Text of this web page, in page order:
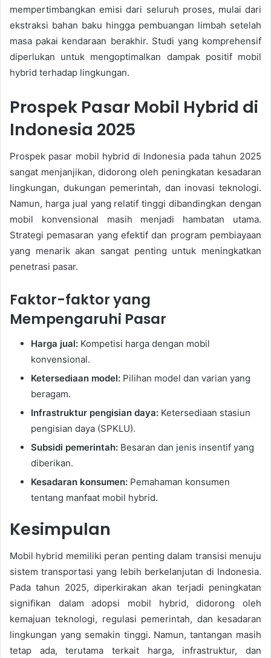
mempertimbangkan emisi dari seluruh proses, mulai dari
ekstraksi bahan baku hingga pembuangan limbah setelah
masa pakai kendaraan berakhir. Studi yang komprehensif
diperlukan untuk mengoptimalkan dampak positif mobil
hybrid terhadap lingkungan.
Prospek Pasar Mobil Hybrid di
Indonesia 2025
Prospek pasar mobil hybrid di Indonesia pada tahun 2025
sangat menjanjikan, didorong oleh peningkatan kesadaran
lingkungan, dukungan pemerintah, dan inovasi teknologi.
Namun, harga jual yang relatif tinggi dibandingkan dengan
mobil konvensional masih menjadi hambatan utama.
Strategi pemasaran yang efektif dan program pembiayaan
yang menarik akan sangat penting untuk meningkatkan
penetrasi pasar.
Faktor-faktor yang
Mempengaruhi Pasar
Harga jual: Kompetisi harga dengan mobil
konvensional.
Ketersediaan model: Pilihan model dan varian yang
beragam.
Infrastruktur pengisian daya: Ketersediaan stasiun
pengisian daya (SPKLU).
Subsidi pemerintah: Besaran dan jenis insentif yang
diberikan.
Kesadaran konsumen: Pemahaman konsumen
tentang manfaat mobil hybrid.
Kesimpulan
Mobil hybrid memiliki peran penting dalam transisi menuju
sistem transportasi yang lebih berkelanjutan di Indonesia.
Pada tahun 2025, diperkirakan akan terjadi peningkatan
signifikan dalam adopsi mobil hybrid, didorong oleh
kemajuan teknologi, regulasi pemerintah, dan kesadaran
lingkungan yang semakin tinggi. Namun, tantangan masih
tetap ada, terutama terkait harga, infrastruktur, dan